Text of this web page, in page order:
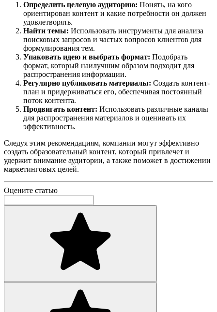
Определить целевую аудиторию: Понять, на кого
ориентирован контент и какие потребности он должен
удовлетворять.
Найти темы: Использовать инструменты для анализа
поисковых запросов и частых вопросов клиентов для
формулирования тем.
Упаковать идею и выбрать формат: Подобрать
формат, который наилучшим образом подходит для
распространения информации.
Регулярно публиковать материалы: Создать контент-
план и придерживаться его, обеспечивая постоянный
поток контента.
Продвигать контент: Использовать различные каналы
для распространения материалов и оценивать их
эффективность.
Следуя этим рекомендациям, компании могут эффективно
создать образовательный контент, который привлечет и
удержит внимание аудитории, а также поможет в достижении
маркетинговых целей.
Оцените статью